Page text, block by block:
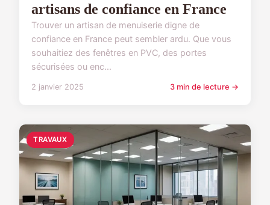
artisans de confiance en France
Trouver un artisan de menuiserie digne de
confiance en France peut sembler ardu. Que vous
souhaitiez des fenêtres en PVC, des portes
sécurisées ou enc...
2 janvier 2025 3 min de lecture →
TRAVAUX